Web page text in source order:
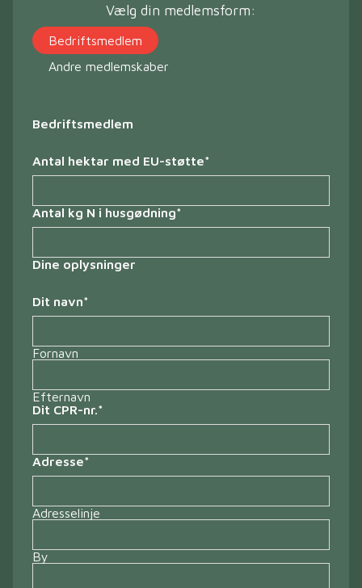
Vælg din medlemsform:
Bedriftsmedlem
Andre medlemskaber
Bedriftsmedlem
Antal hektar med EU-støtte*
Antal kg N i husgødning*
Dine oplysninger
Dit navn*
Fornavn
Efternavn
Dit CPR-nr.*
Adresse*
Adresselinje
By